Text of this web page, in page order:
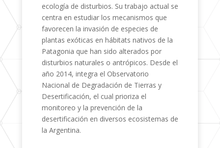
ecología de disturbios. Su trabajo actual se
centra en estudiar los mecanismos que
favorecen la invasión de especies de
plantas exóticas en hábitats nativos de la
Patagonia que han sido alterados por
disturbios naturales o antrópicos. Desde el
año 2014, integra el Observatorio
Nacional de Degradación de Tierras y
Desertificación, el cual prioriza el
monitoreo y la prevención de la
desertificación en diversos ecosistemas de
la Argentina.